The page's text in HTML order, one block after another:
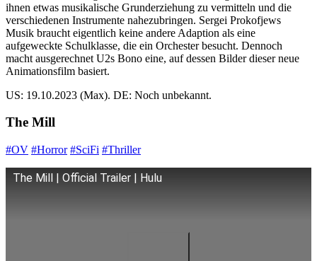
ihnen etwas musikalische Grunderziehung zu vermitteln und die
verschiedenen Instrumente nahezubringen. Sergei Prokofjews
Musik braucht eigentlich keine andere Adaption als eine
aufgeweckte Schulklasse, die ein Orchester besucht. Dennoch
macht ausgerechnet U2s Bono eine, auf dessen Bilder dieser neue
Animationsfilm basiert.
US: 19.10.2023 (Max). DE: Noch unbekannt.
The Mill
#OV #Horror #SciFi #Thriller
The Mill | Official Trailer | Hulu